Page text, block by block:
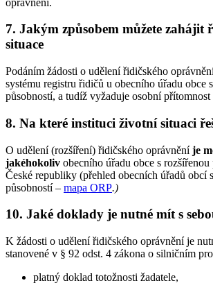
7. Jakým způsobem můžete zahájit
situace
Podáním žádosti o udělení řidičského
systému registru řidičů u obecního úřadu obce
působností, a tudíž vyžaduje osobní přítomnost
8. Na které instituci životní situaci
O udělení (rozšíření) řidičského oprávněníje
jakéhokoliv obecního úřadu obce s
České republiky (přehled obecních úřadů obcí
působností – mapa ORP.)
10. Jaké doklady je nutné mít s
K žádosti o udělení řidičského oprávnění je
stanovené v § 92 odst. 4 zákona o silničním
platný doklad totožnosti žadatele,